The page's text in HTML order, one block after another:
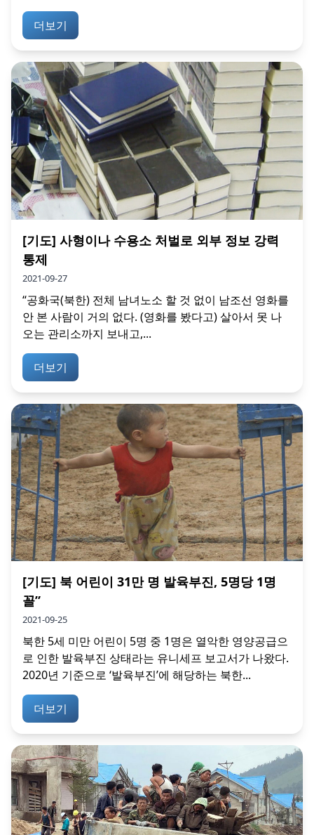
더보기
[기도] 사형이나 수용소 처벌로 외부 정보 강력
통제
2021-09-27
“공화국(북한) 전체 남녀노소 할 것 없이 남조선 영화를
안 본 사람이 거의 없다. (영화를 봤다고) 살아서 못 나
오는 관리소까지 보내고,...
더보기
[기도] 북 어린이 31만 명 발육부진, 5명당 1명
꼴”
2021-09-25
북한 5세 미만 어린이 5명 중 1명은 열악한 영양공급으
로 인한 발육부진 상태라는 유니세프 보고서가 나왔다.
2020년 기준으로 ‘발육부진’에 해당하는 북한...
더보기